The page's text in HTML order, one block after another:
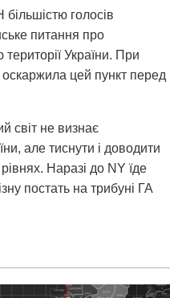
голосів
питання про
України. При
цей пункт перед
світ не визнає
але тиснути і доводити
Наразі до NY їде
постать на трибуні ГА